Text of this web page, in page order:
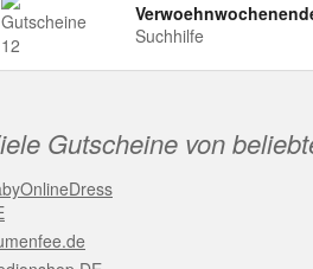
Suchhilfe
Gutscheine von